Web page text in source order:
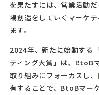
を果たすには、営業活動
場創造をしていくマーケ
ます。
2024年、新たに始動する
ティング大賞」は、BtoB
取り組みにフォーカスし
有することで、BtoBマー